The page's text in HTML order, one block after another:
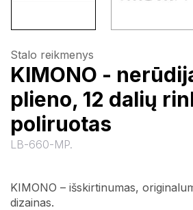
Stalo reikmenys
KIMONO -
plieno, 12 dalių
poliruotas
LB-660-MP.
KIMONO – išskirtinumas,
dizainas.